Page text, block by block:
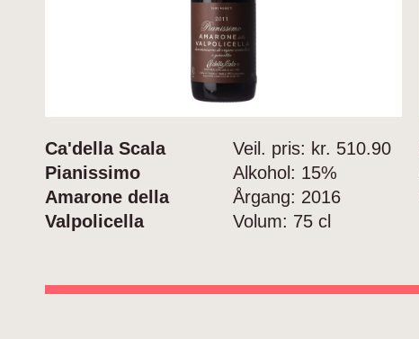
Ca'della Scala
Pianissimo
Amarone della
Valpolicella
Veil. pris: kr. 510.90
Alkohol: 15%
Årgang: 2016
Volum: 75 cl